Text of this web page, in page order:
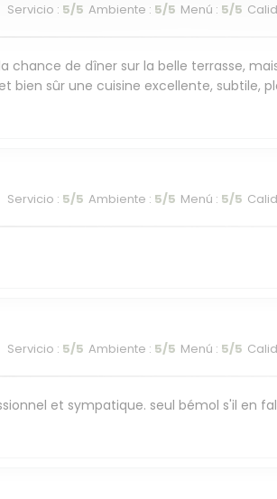
Servicio : 5/5 Ambiente : 5/5 Menú : 5/5
chance de dîner sur la belle terrasse,
bien sûr une cuisine excellente, subtile,
Servicio : 5/5 Ambiente : 5/5 Menú : 5/5
Servicio : 5/5 Ambiente : 5/5 Menú : 5/5
et sympatique. seul bémol s'il en